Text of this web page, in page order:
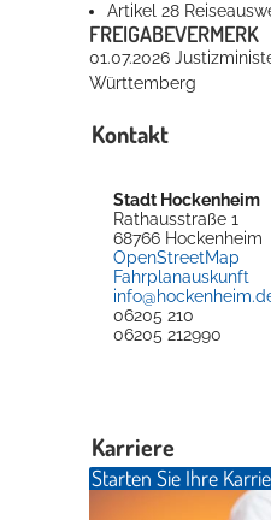
Artikel 28
FREIGABEVERMERK
01.07.2026
Württemberg
Kontakt
Stadt Hockenheim
Rathausstraße 1
68766 Hockenheim
OpenStreetMap
Fahrplanauskunft
06205 210
06205 212990
Karriere
Starten Sie Ihre